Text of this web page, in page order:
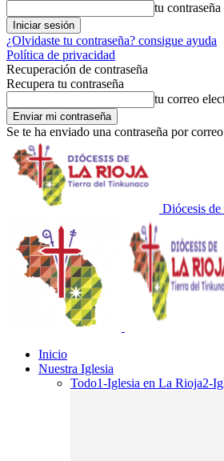
tu contraseña
¿Olvidaste tu contraseña? consigue ayuda
Política de privacidad
Recuperación de contraseña
Recupera tu contraseña
tu correo
Se te ha enviado una contraseña por
Diócesis
Inicio
Nuestra Iglesia
Todo1-Iglesia en La Rioja2-